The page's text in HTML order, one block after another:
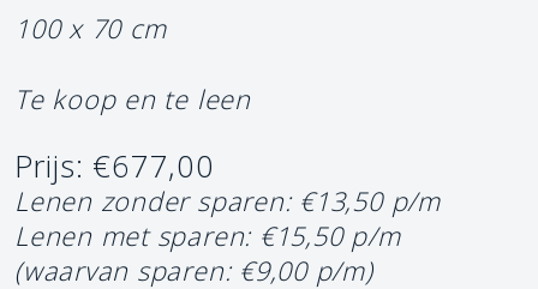
100 x 70 cm
Te koop en te leen
Prijs: €677,00
Lenen zonder sparen: €13,50 p/m
Lenen met sparen: €15,50 p/m
(waarvan sparen: €9,00 p/m)